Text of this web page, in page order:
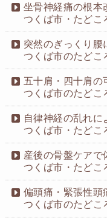
坐骨神経痛の根本
つくば市・たどこ
突然のぎっくり腰
つくば市のたどこ
五十肩・四十肩の
つくば市のたどこ
自律神経の乱れに
つくば市・たどこ
産後の骨盤ケアで
つくば市・たどこ
偏頭痛・緊張性頭
つくば市のたどこ